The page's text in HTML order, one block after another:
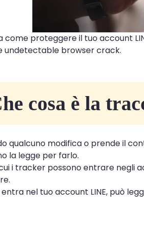
come proteggere il tuo account
undetectable browser crack.
cosa è la
qualcuno modifica o prende il
la legge per farlo.
i tracker possono entrare
nel tuo account LINE, può